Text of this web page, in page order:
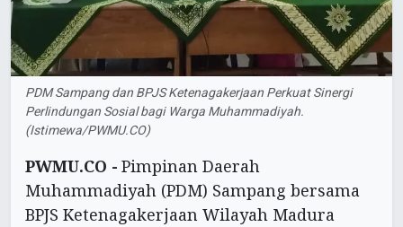
PDM Sampang dan BPJS Ketenagakerjaan Perkuat Sinergi
Perlindungan Sosial bagi Warga Muhammadiyah.
(Istimewa/PWMU.CO)
PWMU.CO - Pimpinan Daerah
Muhammadiyah (PDM) Sampang bersama
BPJS Ketenagakerjaan Wilayah Madura